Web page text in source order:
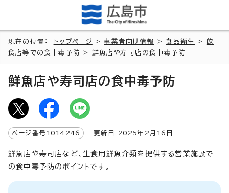
現在の位置： トップページ >事業者向け情報 >食品衛生 > 飲
食店等での食中毒予防
> 鮮魚店や寿司店の食中毒予防
鮮魚店や寿司店の食中毒予防
ページ番号 1014246 更新日 2025年2月 16 日
鮮魚店や寿司店など、生食用鮮魚介類を提供する営業施設で
の食中毒予防のポイントです。